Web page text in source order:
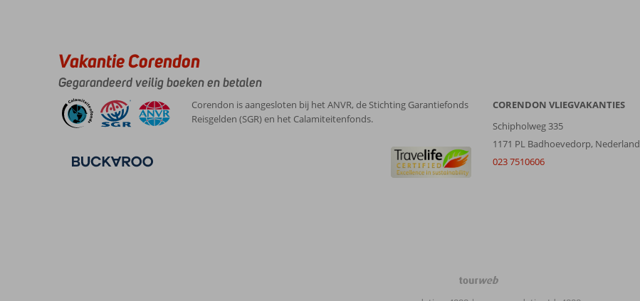
Vakantie Corendon
Gegarandeerd veilig boeken en betalen
Corendon is aangesloten bij het ANVR, de Stichting Garantiefonds
Reisgelden (SGR) en het Calamiteitenfonds.
CORENDON VLIEGVAKANTIES
Schipholweg 335
1171 PL Badhoevedorp, Nederland
023 7510606
TourWeb